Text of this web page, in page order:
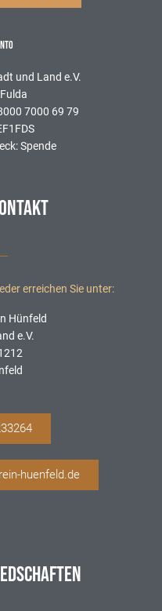
und Land e.V.
7000 69 79
Spende
erreichen Sie unter:
Hünfeld
e.V.
huenfeld.de